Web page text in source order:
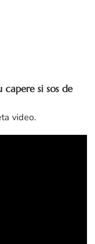
si sos de
video.